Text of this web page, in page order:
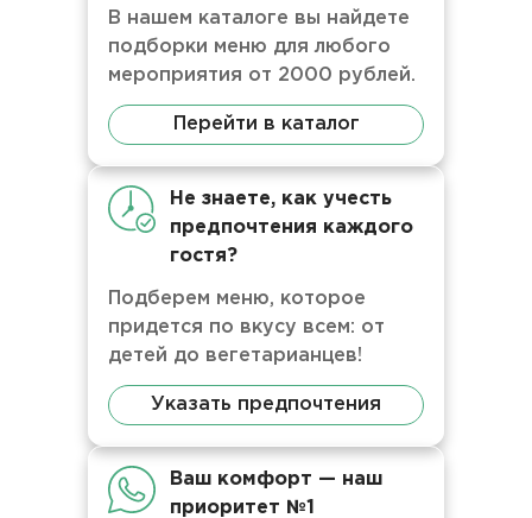
В нашем каталоге вы найдете
подборки меню для любого
мероприятия от 2000 рублей.
Перейти в каталог
Не знаете, как учесть
предпочтения каждого
гостя?
Подберем меню, которое
придется по вкусу всем: от
детей до вегетарианцев!
Указать предпочтения
Ваш комфорт — наш
приоритет №1